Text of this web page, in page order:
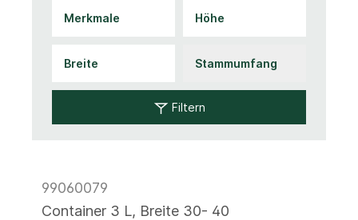
Filtern
99060079
Container 3 L, Breite 30- 40